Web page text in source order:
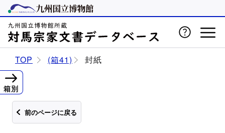
TOP (箱41) 封紙
前のページに戻る
箱別